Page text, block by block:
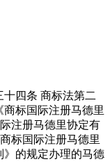
十四条 商标法第二
标国际注册马德里
注册马德里协定有
标国际注册马德里
》的规定办理的马德